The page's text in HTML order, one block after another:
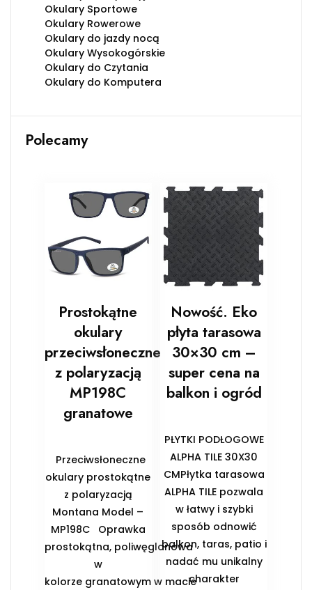
Okulary Sportowe
Okulary Rowerowe
Okulary do jazdy nocą
Okulary Wysokogórskie
Okulary do Czytania
Okulary do Komputera
Polecamy
Prostokątne
okulary
przeciwsłoneczne
z polaryzacją
MP198C
granatowe
Przeciwsłoneczne
okulary prostokątne
z polaryzacją
Montana Model –
MP198C Oprawka
prostokątna, poliwęglanowa
w
kolorze granatowym w macie
Nowość. Eko
płyta tarasowa
30×30 cm –
super cena na
balkon i ogród
PŁYTKI PODŁOGOWE
ALPHA TILE 30X30
CMPłytka tarasowa
ALPHA TILE pozwala
w łatwy i szybki
sposób odnowić
balkon, taras, patio i
nadać mu unikalny
charakter